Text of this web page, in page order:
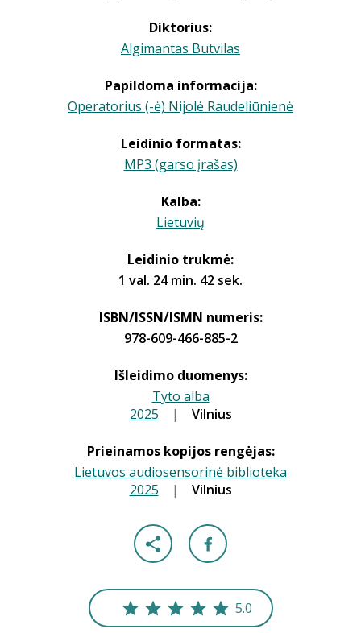
Diktorius:
Algimantas Butvilas
Papildoma informacija:
Operatorius (-ė) Nijolė Raudeliūnienė
Leidinio formatas:
MP3 (garso įrašas)
Kalba:
Lietuvių
Leidinio trukmė:
1 val. 24 min. 42 sek.
ISBN/ISSN/ISMN numeris:
978-609-466-885-2
Išleidimo duomenys:
Tyto alba
2025 | Vilnius
Prieinamos kopijos rengėjas:
Lietuvos audiosensorinė biblioteka
2025 | Vilnius
5.0